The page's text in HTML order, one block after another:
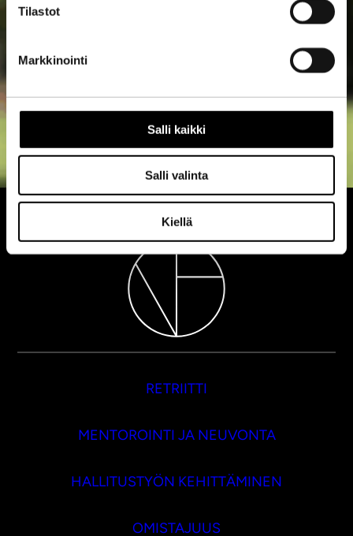
Tilastot
Markkinointi
Salli kaikki
Salli valinta
Kiellä
RETRIITTI
MENTOROINTI JA NEUVONTA
HALLITUSTYÖN KEHITTÄMINEN
OMISTAJUUS